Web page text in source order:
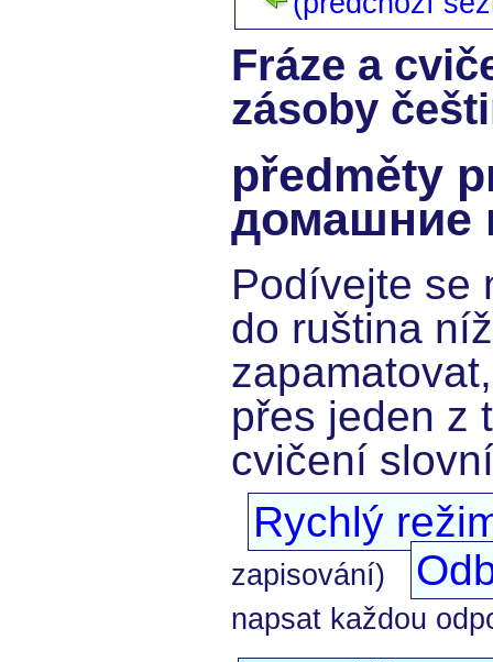
Fráze a
zásoby
předměty
домашние
Podívejte se
do ruština
přes jeden z
cvičení
Rychlý
zapisování)
napsat každou